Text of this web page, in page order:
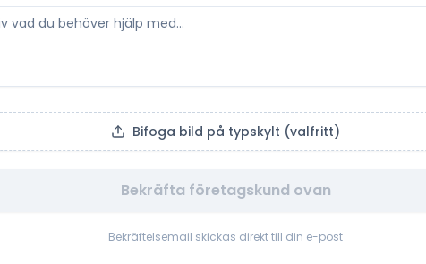
Bifoga bild på typskylt (valfritt)
Bekräfta företagskund ovan
Bekräftelsemail skickas direkt till din e-post